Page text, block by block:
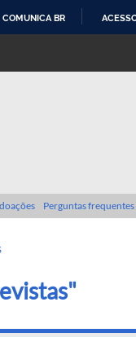
COMUNICA BR
Perguntas frequentes